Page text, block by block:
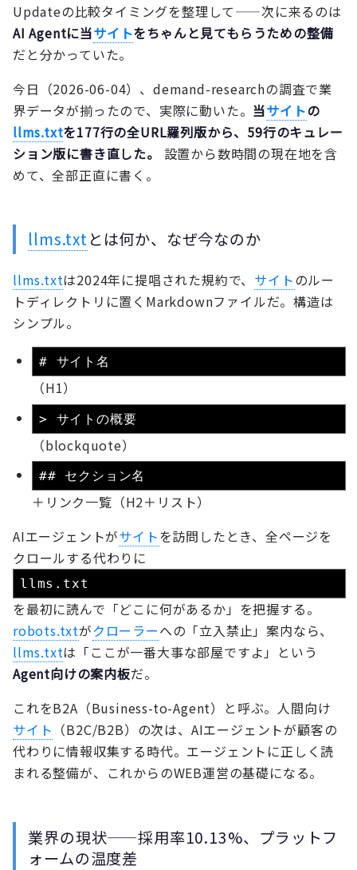
Updateの比較タイミングを整理して——次に来るのは
AI Agentに当サイトをちゃんと見てもらうための整備
だと分かっていた。
今日（2026-06-04）、demand-researchの調査で業
界データが揃ったので、実際に動いた。 当サイトの
llms.txtを177行の全URL羅列版から、59行のキュレー
ション版に書き直した。
設置から数時間の現在地を含
めて、全部正直に書く。
llms.txtとは何か、なぜ今なのか
llms.txtは2024年に提唱された規約で、 サイトのルー
トディレクトリに置くMarkdownファイルだ。構造は
シンプル。
# サイト名
（H1）
> サイトの概要
（blockquote）
## セクション名
＋リンク一覧（H2＋リスト）
AIエージェントがサイトを訪問したとき、全ページを
クロールする代わりに
llms.txt
を最初に読んで「どこに何があるか」を把握する。
robots.txtがクローラーへの「立入禁止」案内なら、
llms.txtは「ここが一番大事な部屋ですよ」という
Agent向けの案内板だ。
これをB2A（Business-to-Agent）と呼ぶ。人間向け
サイト （B2C/B2B）の次は、AIエージェントが顧客の
代わりに情報収集する時代。エージェントに正しく読
まれる整備が、これからのWEB運営の基礎になる。
業界の現状——採用率10.13%、プラットフ
ォームの温度差